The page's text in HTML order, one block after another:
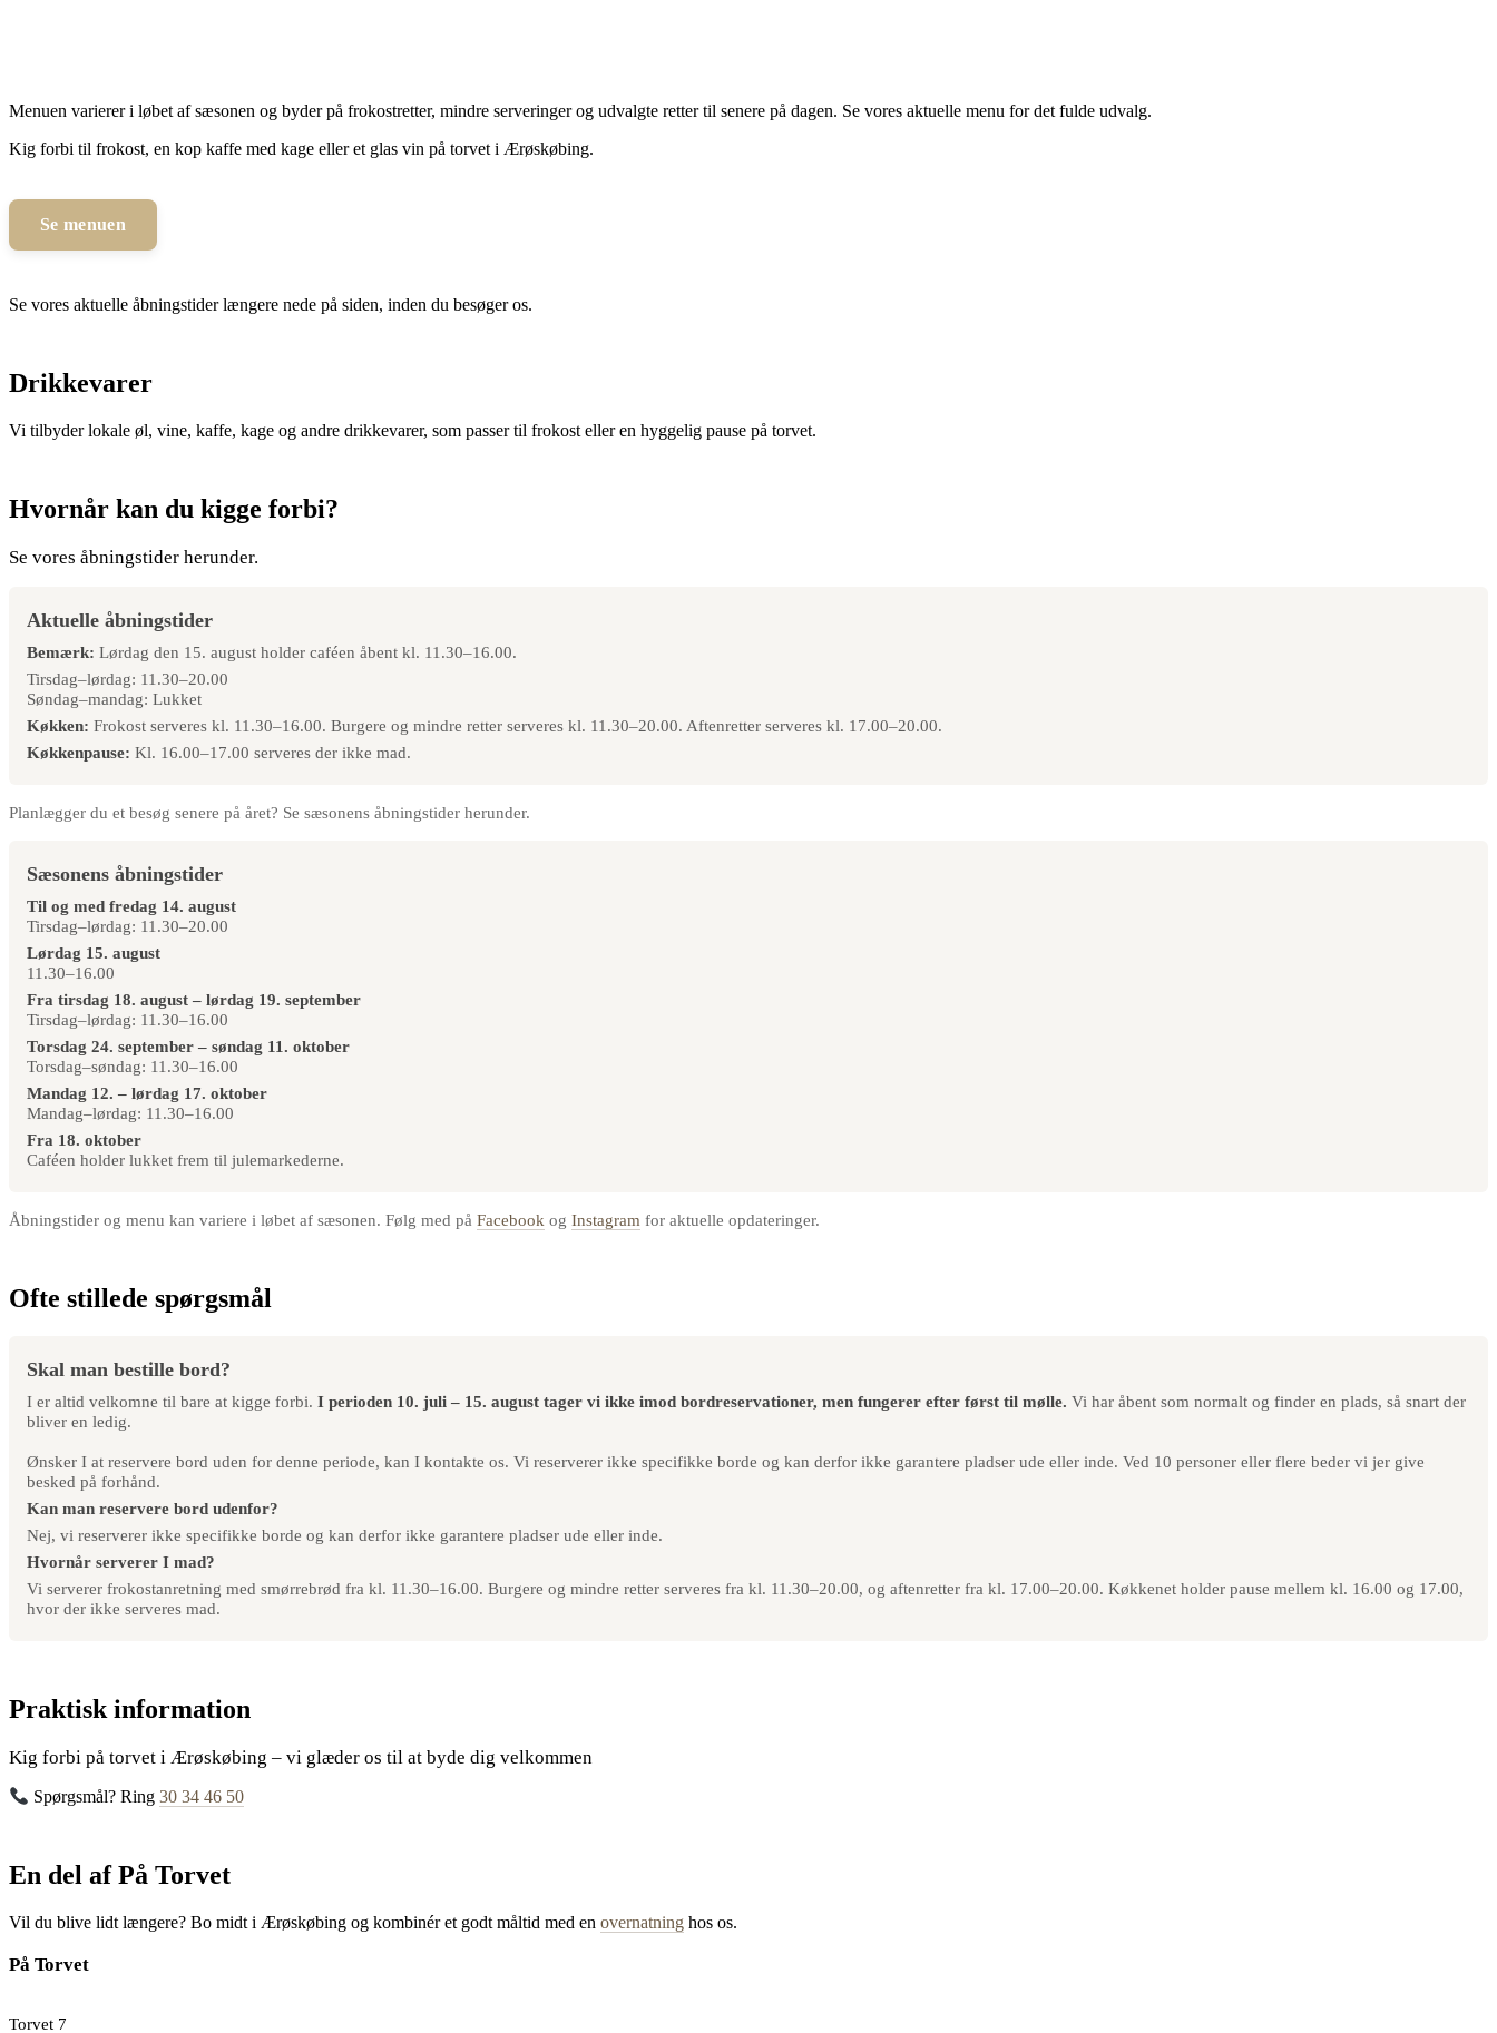
Menuen varierer i løbet af sæsonen og byder på frokostretter, mindre serveringer og udvalgte retter til senere på dagen. Se vores aktuelle menu for det fulde udvalg.
Kig forbi til frokost, en kop kaffe med kage eller et glas vin på torvet i Ærøskøbing.
Se menuen
Se vores aktuelle åbningstider længere nede på siden, inden du besøger os.
Drikkevarer
Vi tilbyder lokale øl, vine, kaffe, kage og andre drikkevarer, som passer til frokost eller en hyggelig pause på torvet.
Hvornår kan du kigge forbi?
Se vores åbningstider herunder.
Aktuelle åbningstider
Bemærk: Lørdag den 15. august holder caféen åbent kl. 11.30–16.00.
Tirsdag–lørdag: 11.30–20.00
Søndag–mandag: Lukket
Køkken: Frokost serveres kl. 11.30–16.00. Burgere og mindre retter serveres kl. 11.30–20.00. Aftenretter serveres kl. 17.00–20.00.
Køkkenpause: Kl. 16.00–17.00 serveres der ikke mad.
Planlægger du et besøg senere på året? Se sæsonens åbningstider herunder.
Sæsonens åbningstider
Til og med fredag 14. august
Tirsdag–lørdag: 11.30–20.00
Lørdag 15. august
11.30–16.00
Fra tirsdag 18. august – lørdag 19. september
Tirsdag–lørdag: 11.30–16.00
Torsdag 24. september – søndag 11. oktober
Torsdag–søndag: 11.30–16.00
Mandag 12. – lørdag 17. oktober
Mandag–lørdag: 11.30–16.00
Fra 18. oktober
Caféen holder lukket frem til julemarkederne.
Åbningstider og menu kan variere i løbet af sæsonen. Følg med på Facebook og Instagram for aktuelle opdateringer.
Ofte stillede spørgsmål
Skal man bestille bord?
I er altid velkomne til bare at kigge forbi. I perioden 10. juli – 15. august tager vi ikke imod bordreservationer, men fungerer efter først til mølle. Vi har åbent som normalt og finder en plads, så snart der
bliver en ledig.
Ønsker I at reservere bord uden for denne periode, kan I kontakte os. Vi reserverer ikke specifikke borde og kan derfor ikke garantere pladser ude eller inde. Ved 10 personer eller flere beder vi jer give
besked på forhånd.
Kan man reservere bord udenfor?
Nej, vi reserverer ikke specifikke borde og kan derfor ikke garantere pladser ude eller inde.
Hvornår serverer I mad?
Vi serverer frokostanretning med smørrebrød fra kl. 11.30–16.00. Burgere og mindre retter serveres fra kl. 11.30–20.00, og aftenretter fra kl. 17.00–20.00. Køkkenet holder pause mellem kl. 16.00 og 17.00,
hvor der ikke serveres mad.
Praktisk information
Kig forbi på torvet i Ærøskøbing – vi glæder os til at byde dig velkommen
Spørgsmål? Ring30 34 46 50
En del af På Torvet
Vil du blive lidt længere? Bo midt i Ærøskøbing og kombinér et godt måltid med en overnatning hos os.
På Torvet
Torvet 7